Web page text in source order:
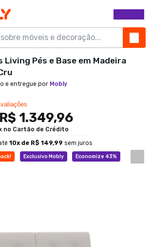
Exclusivo Mobly Economize 43%
Living Pés e Base em Madeira
e entregue por Mobly
rating
R$ 1.349,96
no Cartão de Crédito
10x de R$ 149,99 sem juros